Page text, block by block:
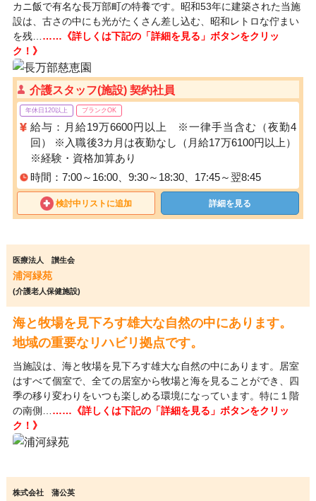
カニ飯で有名な長万部町の特養です。昭和53年に建築された当施
設は、古さの中にも光がたくさん差し込む、昭和レトロな佇まい
を残… ……《詳しくは下記の「詳細を見る」ボタンをクリッ
ク！》
介護スタッフ(施設) 契約社員
年休日120以上 ブランクOK
給与：月給19万6600円以上 ※一律手当含む（夜勤4
回） ※入職後3カ月は夜勤なし（月給17万6100円以上）
※経験・資格加算あり
時間：7:00～16:00、9:30～18:30、17:45～翌8:45
検討中リストに追加 詳細を見る
医療法人 讃生会
浦河緑苑
(介護老人保健施設)
海と牧場を見下ろす雄大な自然の中にあります。
地域の重要なリハビリ拠点です。
当施設は、海と牧場を見下ろす雄大な自然の中にあります。居室
はすべて個室で、全ての居室から牧場と海を見ることができ、四
季の移り変わりをいつも楽しめる環境になっています。特に１階
の南側… ……《詳しくは下記の「詳細を見る」ボタンをクリッ
ク！》
株式会社 蒲公英